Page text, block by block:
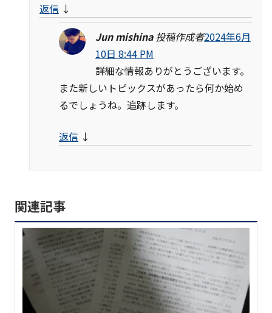
返信 ↓
Jun mishina 投稿作成者2024年6月
10日 8:44 PM
詳細な情報ありがとうございます。
また新しいトピックスがあったら何か始め
るでしょうね。追跡します。
返信 ↓
関連記事